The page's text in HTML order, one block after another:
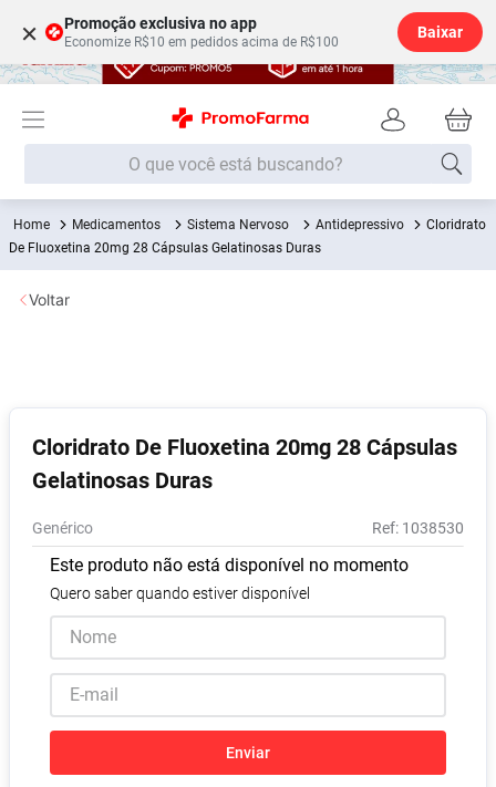
× Promoção exclusiva no app
Economize R$10 em pedidos acima de R$100
Baixar
O que você está buscando?
Medicamentos Sistema Nervoso Antidepressivo
Cloridrato
De Fluoxetina 20mg 28 Cápsulas Gelatinosas Duras
Cloridrato De Fluoxetina 20mg 28 Cápsulas
Gelatinosas Duras
Genérico : 1038530
Este produto não está disponível no momento
Quero saber quando estiver disponível
Enviar
Voltar
Termos mais buscados
1º Fralda
2
6º Desodorante
7º Shampoo
8º
9º Vitamina D
10º Soro Fisiológico